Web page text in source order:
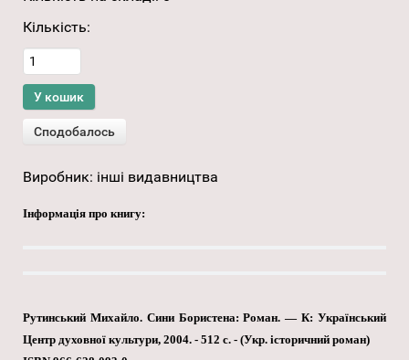
Кількість:
Виробник: інші видавництва
Інформація про книгу:
Рутинський Михайло. Сини Бористена: Роман. — К: Український
Центр духовної культури, 2004. - 512 с. - (Укр. історичний роман)